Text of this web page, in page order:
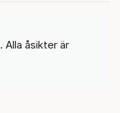
Alla åsikter är